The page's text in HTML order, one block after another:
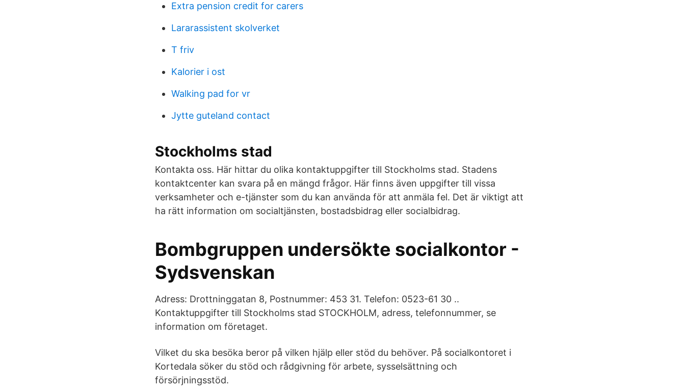
Extra pension credit for carers
Lararassistent skolverket
T friv
Kalorier i ost
Walking pad for vr
Jytte guteland contact
Stockholms stad
Kontakta oss. Här hittar du olika kontaktuppgifter till Stockholms stad. Stadens
kontaktcenter kan svara på en mängd frågor. Här finns även uppgifter till vissa
verksamheter och e-tjänster som du kan använda för att anmäla fel. Det är viktigt att
ha rätt information om socialtjänsten, bostadsbidrag eller socialbidrag.
Bombgruppen undersökte socialkontor -
Sydsvenskan
Adress: Drottninggatan 8, Postnummer: 453 31. Telefon: 0523-61 30 ..
Kontaktuppgifter till Stockholms stad STOCKHOLM, adress, telefonnummer, se
information om företaget.
Vilket du ska besöka beror på vilken hjälp eller stöd du behöver. På socialkontoret i
Kortedala söker du stöd och rådgivning för arbete, sysselsättning och
försörjningsstöd.